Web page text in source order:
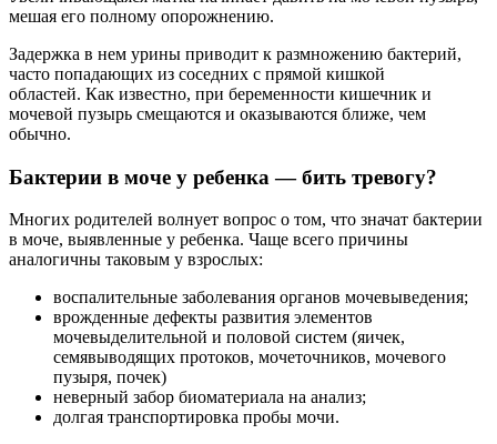
мешая его полному опорожнению.
Задержка в нем урины приводит к размножению бактерий,
часто попадающих из соседних с прямой кишкой
областей. Как известно, при беременности кишечник и
мочевой пузырь смещаются и оказываются ближе, чем
обычно.
Бактерии в моче у ребенка — бить тревогу?
Многих родителей волнует вопрос о том, что значат бактерии
в моче, выявленные у ребенка. Чаще всего причины
аналогичны таковым у взрослых:
воспалительные заболевания органов мочевыведения;
врожденные дефекты развития элементов
мочевыделительной и половой систем (яичек,
семявыводящих протоков, мочеточников, мочевого
пузыря, почек)
неверный забор биоматериала на анализ;
долгая транспортировка пробы мочи.